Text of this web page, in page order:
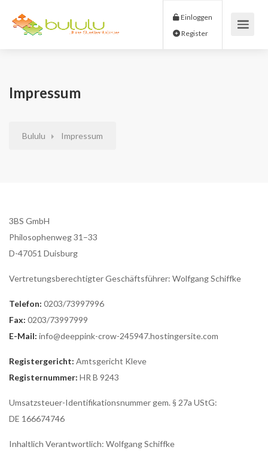
Einloggen
Impressum
Bululu Impressum
3BS GmbH
Philosophenweg 31–33
D-47051 Duisburg
Vertretungsberechtigter Geschäftsführer: Wolfgang Schiffke
Telefon: 0203/73997996
Fax: 0203/73997999
E-Mail: info@deeppink-crow-245947.hostingersite.com
Registergericht: Amtsgericht Kleve
Registernummer: HR B 9243
Umsatzsteuer-Identifikationsnummer gem. § 27a UStG:
DE 166674746
Inhaltlich Verantwortlich: Wolfgang Schiffke